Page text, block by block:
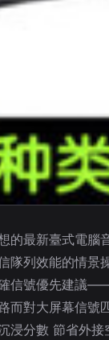
的最新臺式電
隊列效能的情景
信號優先建議
對大屏幕信號
浸分數 節省外接